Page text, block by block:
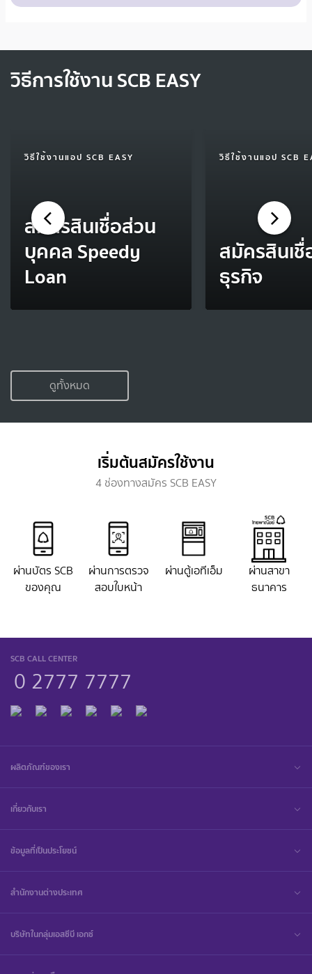
วิธีการใช้งาน SCB EASY
วิธีใช้งานแอป SCB EASY
สมัครสินเชื่อส่วน
บุคคล Speedy
Loan
วิธีใช้งานแอป SCB
สมัครสินเ
ธุรกิจ
ดูทั้งหมด
เริ่มต้นสมัครใช้งาน
4 ช่องทางสมัคร SCB EASY
ผ่านบัตร SCB
ของคุณ
ผ่านการตรวจ
สอบใบหน้า
ผ่านตู้เอทีเอ็ม
ผ่านสาขา
ธนาคาร
SCB CALL CENTER
0 2777 7777
ผลิตภัณฑ์ของเรา
เกี่ยวกับเรา
ข้อมูลที่เป็นประโยชน์
สำนักงานต่างประเทศ
บริษัทในกลุ่มเอสซีบี เอกซ์